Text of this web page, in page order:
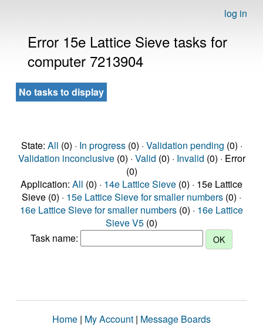
log in
Error 15e Lattice Sieve tasks for
computer 7213904
No tasks to display
State: All (0) · In progress(0) · Validation pending (0) ·
Validation inconclusive(0) · Valid (0) · Invalid (0) · Error
(0)
Application: All (0) · 14e Lattice Sieve (0) · 15e Lattice
Sieve (0) · 15e Lattice Sieve for smaller numbers (0) ·
16e Lattice Sieve for smaller numbers (0) · 16e Lattice
Sieve V5 (0)
Task name:
Home | My Account | Message Boards